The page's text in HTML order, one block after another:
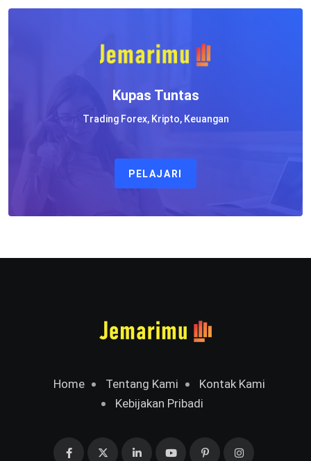
Kupas Tuntas
Trading Forex, Kripto, Keuangan
PELAJARI
Home Tentang Kami
Kontak Kami
Kebijakan Pribadi